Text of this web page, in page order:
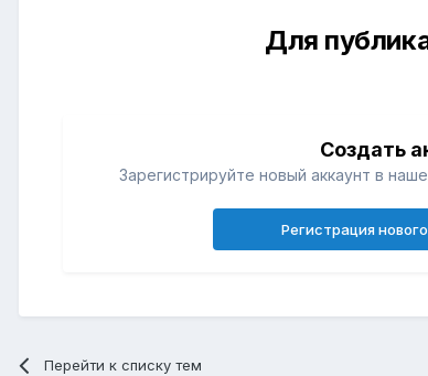
Для
Создать
Зарегистрируйте новый аккаунт в
Регистрация
Перейти к списку тем